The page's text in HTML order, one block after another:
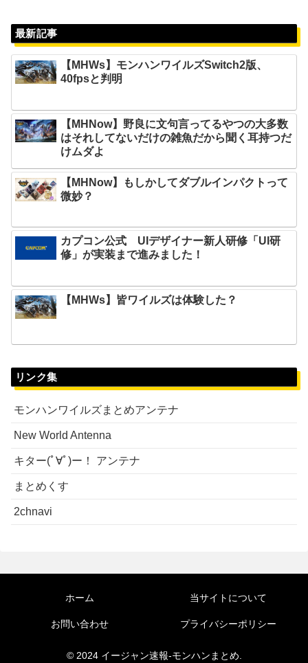
最新記事
【MHWs】モンハンワイルズSwitch2版、
40fpsと判明
【MHNow】野良に文句言ってるやつの大多数
はそれしてないだけの雑魚だから聞く耳持つだ
けムダよ
【MHNow】もしかしてダブルインパクトって
微妙？
カプコン公式 UIデザイナー新人研修「UI研
修」が実装まで進みました！
【MHWs】皆ワイルズは体験した？
リンク集
モンハンワイルズまとめアンテナ
New World Antenna
キター(ﾟ∀ﾟ)ー！ アンテナ
まとめくす
2chnavi
ホーム 当サイトについて
お問い合わせ プライバシーポリシー
© 2024 イージャン速報-モンハンまとめ.